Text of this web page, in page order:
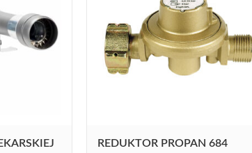
REDUKTOR PROPAN 684